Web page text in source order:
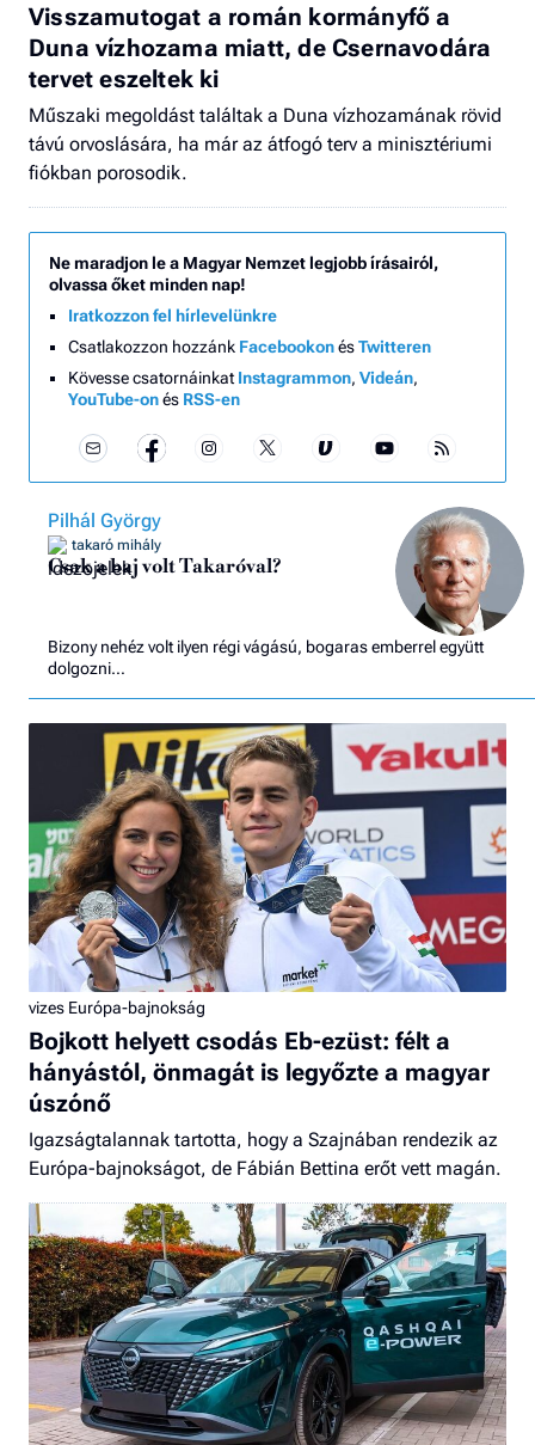
Visszamutogat a román kormányfő a
Duna vízhozama miatt, de Csernavodára
tervet eszeltek ki
Műszaki megoldást találtak a Duna vízhozamának rövid
távú orvoslására, ha már az átfogó terv a minisztériumi
fiókban porosodik.
Ne maradjon le a Magyar Nemzet legjobb írásairól,
olvassa őket minden nap!
Iratkozzon fel hírlevelünkre
Csatlakozzon hozzánk FacebookonésTwitteren
Kövesse csatornáinkat Instagrammon, Videán,
YouTube-onés RSS-en
Pilhál György
takaró mihály
Csak a baj volt Takaróval?
Bizony nehéz volt ilyen régi vágású, bogaras emberrel együtt
dolgozni…
vizes Európa-bajnokság
Bojkott helyett csodás Eb-ezüst: félt a
hányástól, önmagát is legyőzte a magyar
úszónő
Igazságtalannak tartotta, hogy a Szajnában rendezik az
Európa-bajnokságot, de Fábián Bettina erőt vett magán.